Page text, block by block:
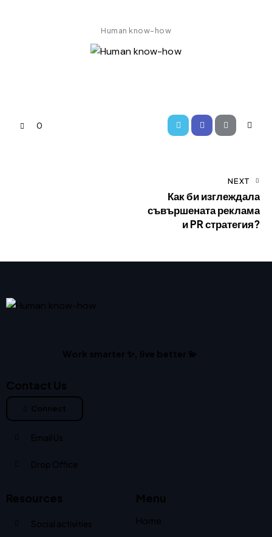
Human know-how
0
NEXT
Как би изглеждала
съвършената реклама
и PR стратегия?
Work smarter ✨, live better 💫
Contact Us
Connect
Email Us
Drop Office
Resources
Social activities
Menu
Home